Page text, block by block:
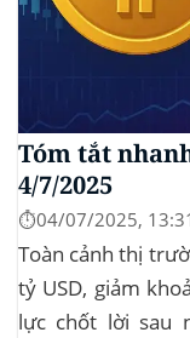
Tóm tắt
4/7/2025
⏱️04/07/2025,
Toàn cảnh thị
tỷ USD, giảm
lực chốt lời sau